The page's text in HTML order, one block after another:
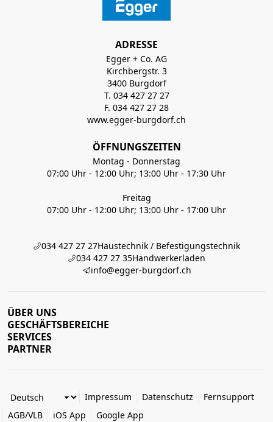
ADRESSE
Egger + Co. AG
Kirchbergstr. 3
3400 Burgdorf
T. 034 427 27 27
F. 034 427 27 28
www.egger-burgdorf.ch
ÖFFNUNGSZEITEN
Montag - Donnerstag
07:00 Uhr - 12:00 Uhr; 13:00 Uhr - 17:30 Uhr
Freitag
07:00 Uhr - 12:00 Uhr; 13:00 Uhr - 17:00 Uhr
034 427 27 27Haustechnik / Befestigungstechnik
034 427 27 35Handwerkerladen
info@egger-burgdorf.ch
ÜBER UNS
GESCHÄFTSBEREICHE
SERVICES
PARTNER
Impressum Datenschutz
Fernsupport
AGB/VLB
iOS App Google App